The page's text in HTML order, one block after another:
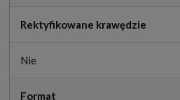
Rektyfikowane krawędzie
Nie
Format